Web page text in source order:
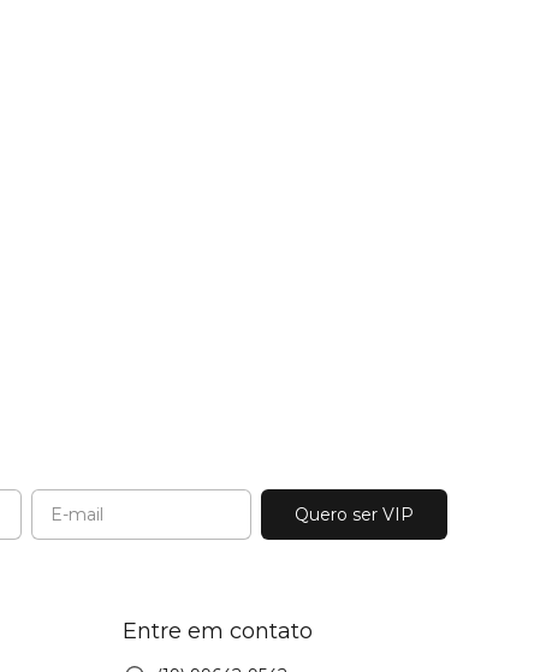
Entre em contato